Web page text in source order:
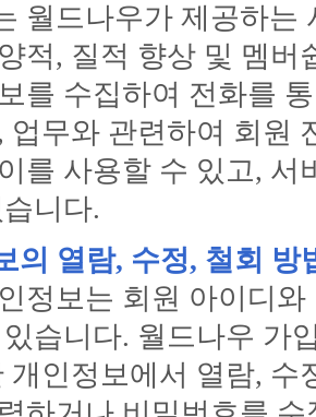
월드나우가 제공하는
적, 질적 향상 및 멤
를 수집하여 전화를
업무와 관련하여 회원
를 사용할 수 있고,
니다.
의 열람, 수정, 철회 방
정보는 회원 아이디
습니다. 월드나우 가
개인정보에서 열람,